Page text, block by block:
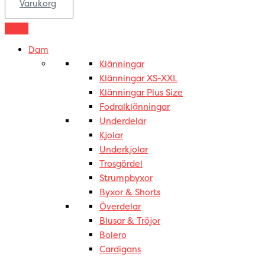
Varukorg
Dam
Klänningar
Klänningar XS-XXL
Klänningar Plus Size
Fodralklänningar
Underdelar
Kjolar
Underkjolar
Trosgördel
Strumpbyxor
Byxor & Shorts
Överdelar
Blusar & Tröjor
Bolero
Cardigans